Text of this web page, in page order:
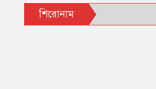
শিরোনাম